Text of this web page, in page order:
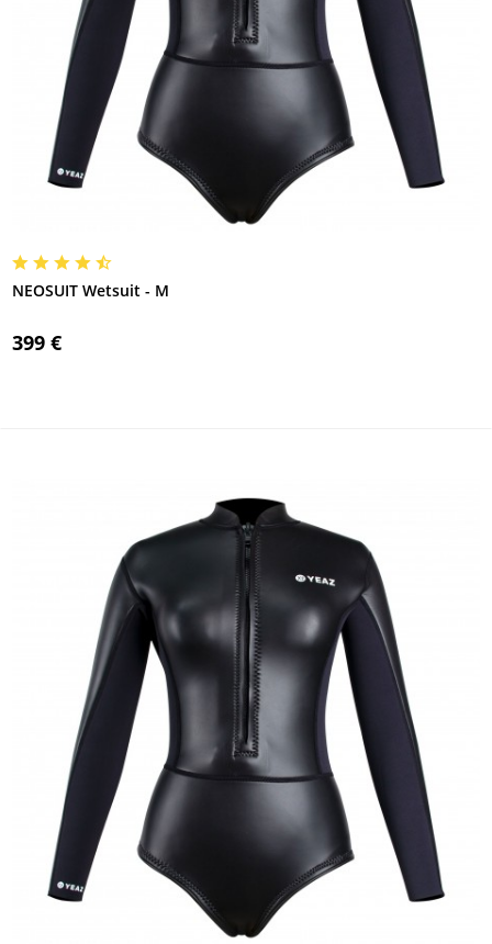
NEOSUIT Wetsuit - M
399 €